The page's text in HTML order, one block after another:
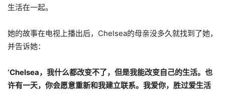
生活在一起。
她的故事在电视上播出后，Chelsea的母亲没多久就找到了她，
并告诉她：
‘Chelsea，我什么都改变不了，但是我能改变自己的生活。也
许有一天，你会愿意重新和我建立联系。我爱你，胜过爱生活